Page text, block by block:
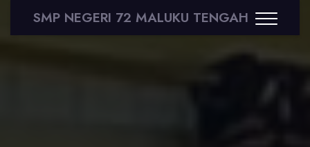
SMP NEGERI 72 MALUKU TENGAH